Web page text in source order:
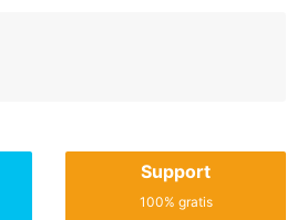
Support
100% gratis